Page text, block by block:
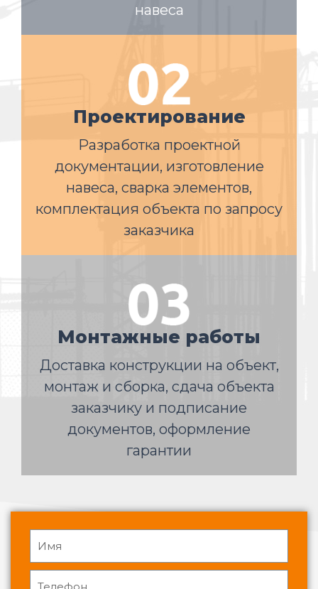
навеса
Проектирование
Разработка проектной
документации, изготовление
навеса, сварка элементов,
комплектация объекта по запросу
заказчика
Монтажные работы
Доставка конструкции на объект,
монтаж и сборка, сдача объекта
заказчику и подписание
документов, оформление
гарантии